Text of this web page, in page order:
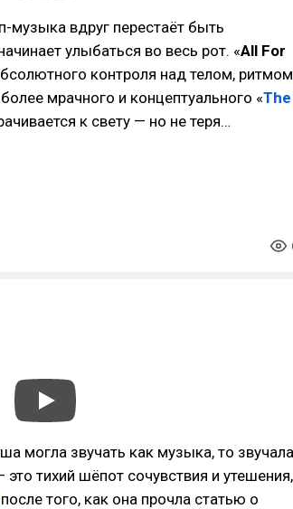
музыка вдруг перестаёт быть
улыбаться во весь рот. «All For
контроля над телом, ритмом
мрачного и концептуального «The
к свету — но не теря…
могла звучать как музыка, то звучала
это тихий шёпот сочувствия и утешения,
после того, как она прочла статью о